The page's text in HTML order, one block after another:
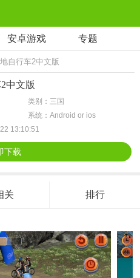
安卓游戏 专题
自行车2中文版
中文版
类别：三国
系统：Android or ios
13:10:51
下载
关 排行